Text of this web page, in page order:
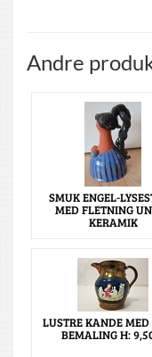
Andre
SMUK ENGEL-
MED FLETNING
KERAMIK
LUSTRE KANDE
BEMALING H: